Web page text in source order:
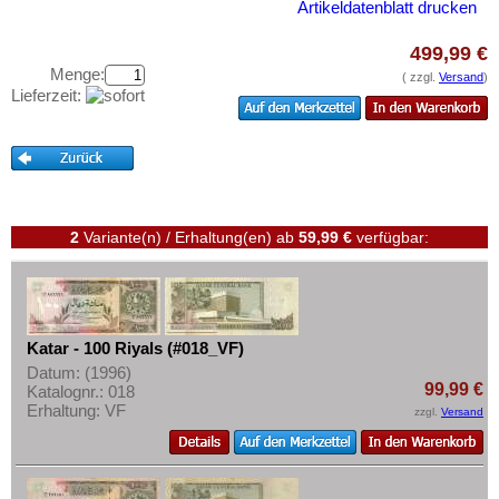
Malaya
Malaya & Britisch Borneo
Malediven
Myanmar
Nagorny Karabach
Nepal
Niederländisch Indien
Nordkorea
Oman
Philippinen
Kataloge
Gutscheine
Kontakt
Informationen
Preislisten
Ankauf
Erhaltungsgrade
Gratisbanknoten
Artikeldatenblatt drucken
Menge:
Lieferzeit:
499,99 €
( zzgl. Versand)
2 Variante(n) / Erhaltung(en) ab 59,99 € verfügbar:
Katar - 100 Riyals (#018_VF)
Datum: (1996)
Katalognr.: 018
Erhaltung: VF
99,99 €
zzgl. Versand